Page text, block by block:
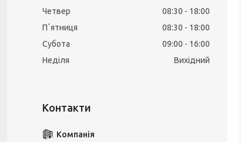
Четвер
08:30
18:00
Пʼятниця
08:30
18:00
Субота
09:00
16:00
Неділя
Вихідний